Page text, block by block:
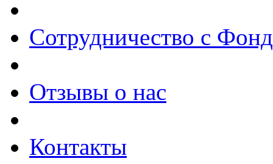
Сотрудничество с
Отзывы о нас
Контакты